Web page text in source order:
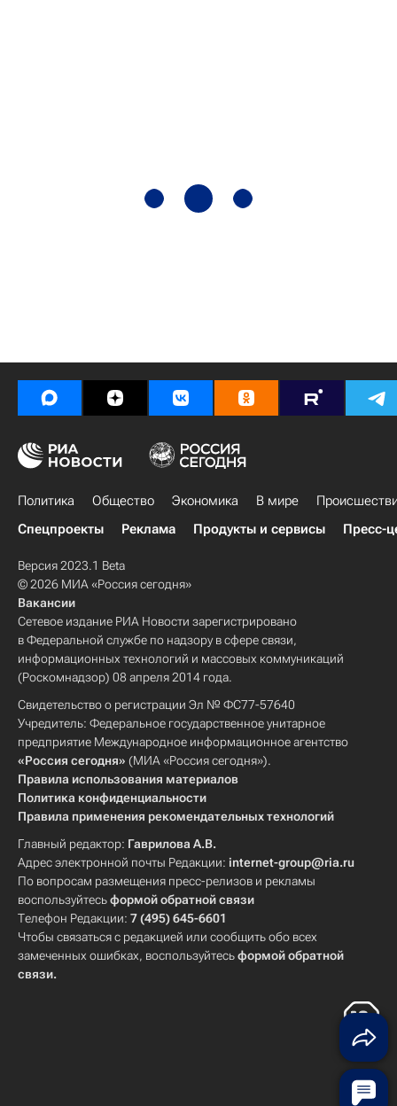
Политика Общество Экономика В мире
Спецпроекты
Реклама Продукты и сервисы Пресс-
Версия 2023.1 Beta
© 2026 МИА «Россия сегодня»
Вакансии
Сетевое издание РИА Новости зарегистрировано
в Федеральной службе по надзору в сфере связи,
информационных технологий и массовых коммуникаций
(Роскомнадзор) 08 апреля 2014 года.
Свидетельство о регистрации Эл № ФС77-57640
Учредитель: Федеральное государственное унитарное
предприятие Международное информационное агентство
«Россия сегодня» (МИА «Россия сегодня»).
Правила использования материалов
Политика конфиденциальности
Правила применения рекомендательных технологий
Главный редактор: Гаврилова А.В.
Адрес электронной почты Редакции: internet-group@ria.ru
По вопросам размещения пресс-релизов и рекламы
воспользуйтесьформой обратной связи
Телефон Редакции: 7 (495) 645-6601
Чтобы связаться с редакцией или сообщить обо всех
замеченных ошибках, воспользуйтесьформой обратной
связи.